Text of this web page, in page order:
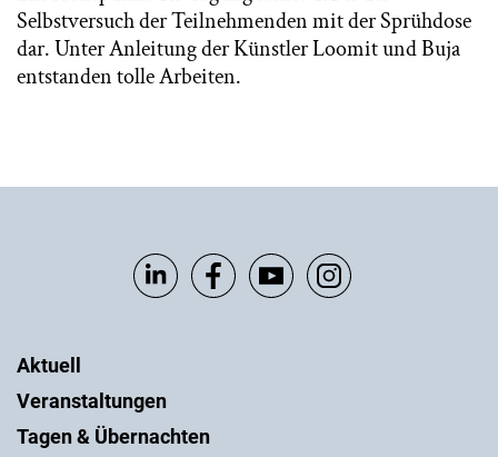
Selbstversuch der Teilnehmenden mit der Sprühdose
dar. Unter Anleitung der Künstler Loomit und Buja
entstanden tolle Arbeiten.
Aktuell
Veranstaltungen
Tagen & Übernachten